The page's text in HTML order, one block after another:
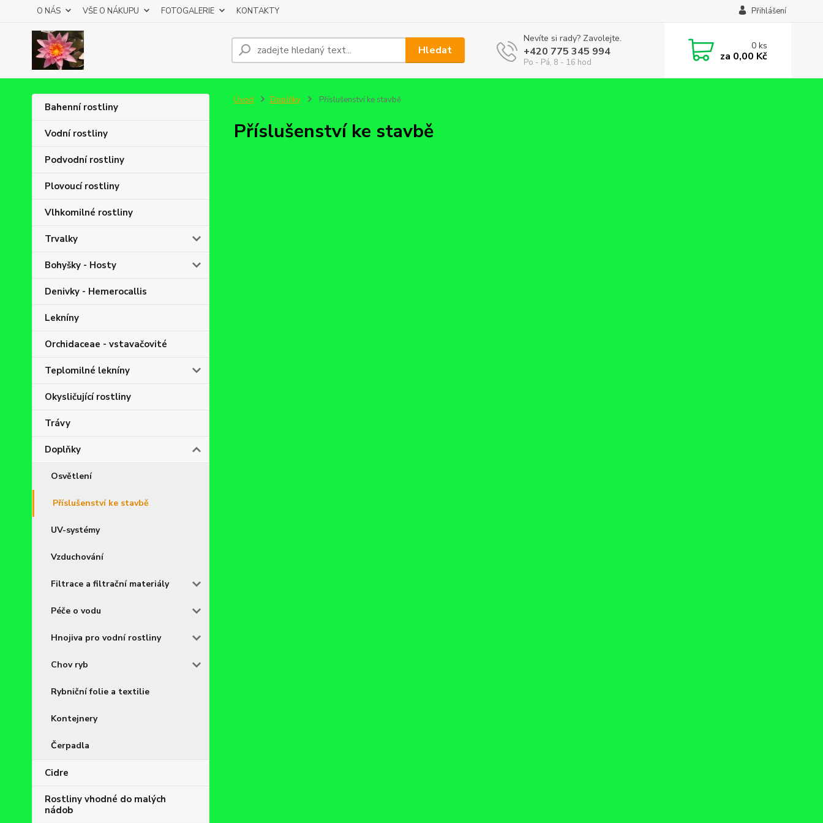
O NÁS VŠE O NÁKUPU FOTOGALERIE KONTAKTY Přihlášení
Hledat
Nevíte si rady? Zavolejte.
+420 775 345 994
Po - Pá, 8 - 16 hod
0ks
za 0,00 Kč
Bahenní rostliny
Vodní rostliny
Podvodní rostliny
Plovoucí rostliny
Vlhkomilné rostliny
Trvalky
Bohyšky - Hosty
Denivky - Hemerocallis
Lekníny
Orchidaceae - vstavačovité
Teplomilné lekníny
Okysličující rostliny
Trávy
Doplňky
Osvětlení
Příslušenství ke stavbě
UV-systémy
Vzduchování
Filtrace a filtrační materiály
Péče o vodu
Hnojiva pro vodní rostliny
Chov ryb
Rybniční folie a textilie
Kontejnery
Čerpadla
Cidre
Rostliny vhodné do malých
nádob
Úvod Doplňky Příslušenství ke stavbě
Příslušenství ke stavbě